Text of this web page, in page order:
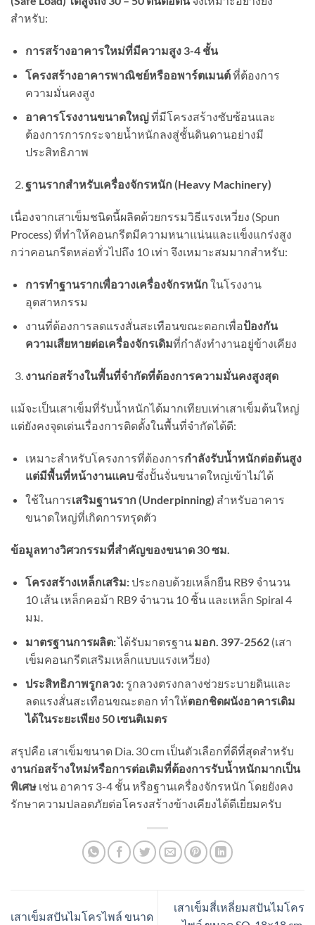
สำหรับ:
การสร้างอาคารใหม่ที่มีความสูง 3-4 ชั้น
โครงสร้างอาคารพาณิชย์หรืออพาร์ตเมนต์ที่ต้องการ
ความมั่นคงสูง
อาคารโรงงานขนาดใหญ่ที่มีโครงสร้างซับซ้อนและ
ต้องการการกระจายน้ำหนักลงสู่ชั้นดินดานอย่างมี
ประสิทธิภาพ
ฐานรากสำหรับเครื่องจักรหนัก (Heavy Machinery)
เนื่องจากเสาเข็มชนิดนี้ผลิตด้วยกรรมวิธีแรงเหวี่ยง (Spun
Process) ที่ทำให้คอนกรีตมีความหนาแน่นและแข็งแกร่งสูง
กว่าคอนกรีตหล่อทั่วไปถึง 10 เท่า จึงเหมาะสมมากสำหรับ:
การทำฐานรากเพื่อวางเครื่องจักรหนัก ในโรงงาน
อุตสาหกรรม
งานที่ต้องการลดแรงสั่นสะเทือนขณะตอกเพื่อป้องกัน
ความเสียหายต่อเครื่องจักรเดิมที่กำลังทำงานอยู่ข้างเคียง
งานก่อสร้างในพื้นที่จำกัดที่ต้องการความมั่นคงสูงสุด
แม้จะเป็นเสาเข็มที่รับน้ำหนักได้มากเทียบเท่าเสาเข็มต้นใหญ่
แต่ยังคงจุดเด่นเรื่องการติดตั้งในพื้นที่จำกัดได้ดี:
เหมาะสำหรับโครงการที่ต้องการกำลังรับน้ำหนักต่อต้นสูง
แต่มีพื้นที่หน้างานแคบซึ่งปั้นจั่นขนาดใหญ่เข้าไม่ได้
ใช้ในการเสริมฐานราก (Underpinning) สำหรับอาคาร
ขนาดใหญ่ที่เกิดการทรุดตัว
ข้อมูลทางวิศวกรรมที่สำคัญของขนาด 30ซม.
โครงสร้างเหล็กเสริม:ประกอบด้วยเหล็กยืน RB9 จำนวน
10 เส้น เหล็กคอม้า RB9 จำนวน 10 ชิ้น และเหล็ก Spiral 4
มม.
มาตรฐานการผลิต:ได้รับมาตรฐาน มอก. 397-2562(เสา
เข็มคอนกรีตเสริมเหล็กแบบแรงเหวี่ยง)
ประสิทธิภาพรูกลวง:รูกลวงตรงกลางช่วยระบายดินและ
ลดแรงสั่นสะเทือนขณะตอก ทำให้ตอกชิดผนังอาคารเดิม
ได้ในระยะเพียง50 เซนติเมตร
สรุปคือ เสาเข็มขนาด Dia. 30 cm เป็นตัวเลือกที่ดีที่สุดสำหรับ
งานก่อสร้างใหม่หรือการต่อเติมที่ต้องการรับน้ำหนักมากเป็น
พิเศษ เช่น อาคาร 3-4 ชั้น หรือฐานเครื่องจักรหนัก โดยยังคง
รักษาความปลอดภัยต่อโครงสร้างข้างเคียงได้ดีเยี่ยมครับ
เสาเข็มสปันไมโครไพล์ ขนาด
เสาเข็มสี่เหลี่ยมสปันไมโคร